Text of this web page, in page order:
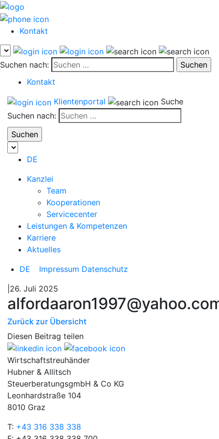
Kontakt
Suchen nach:
Kontakt
Klientenportal
Suche
Suchen nach:
DE
Kanzlei
Team
Kooperationen
Servicecenter
Leistungen & Kompetenzen
Karriere
Aktuelles
DE
Impressum Datenschutz
|26. Juli 2025
Zurück zur Übersicht
Diesen Beitrag teilen
Wirtschaftstreuhänder
Hubner & Allitsch
SteuerberatungsgmbH & Co KG
Leonhardstraße 104
8010 Graz
T: +43 316 338 338